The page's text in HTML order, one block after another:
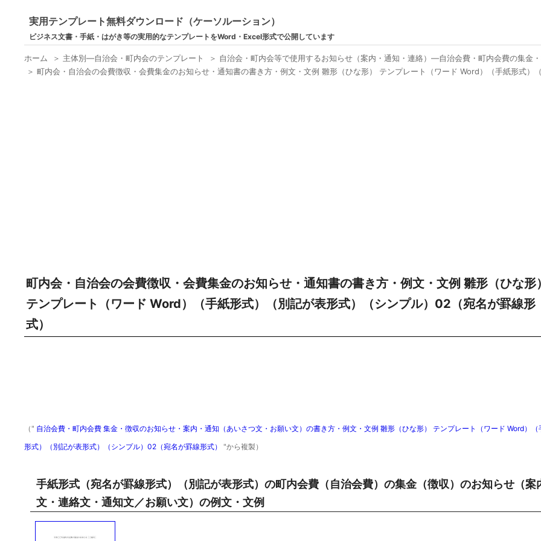
実用テンプレート無料ダウンロード（ケーソルーション）
ビジネス文書・手紙・はがき等の実用的なテンプレートをWord・Excel形式で公開しています
ホーム ＞ 主体別―自治会・町内会のテンプレート ＞ 自治会・町内会等で使用するお知らせ（案内・通知・連絡）―自治会費・町内会費の集金
＞町内会・自治会の会費徴収・会費集金のお知らせ・通知書の書き方・例文・文例 雛形（ひな形） テンプレート（ワード Word）（手紙形式）
町内会・自治会の会費徴収・会費集金のお知らせ・通知書の書き方・例文・文例 雛形（ひな形）
テンプレート（ワード Word）（手紙形式）（別記が表形式）（シンプル）02（宛名が罫線形
式）
（" 自治会費・町内会費 集金・徴収のお知らせ・案内・通知（あいさつ文・お願い文）の書き方・例文・文例 雛形（ひな形） テンプレート（ワード Word）（
形式）（別記が表形式）（シンプル）02（宛名が罫線形式）"から複製）
手紙形式（宛名が罫線形式）（別記が表形式）の町内会費（自治会費）の集金（徴収）のお知らせ（案
文・連絡文・通知文／お願い文）の例文・文例